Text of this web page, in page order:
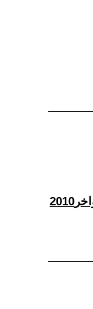
(31) تونس دروس الاحداث المتتالية لثورة اواخر2010